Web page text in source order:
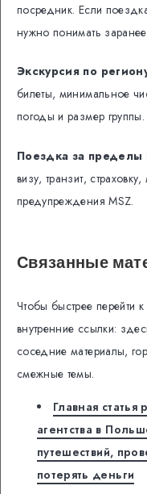
посредник. Если
нужно понимать
Экскурсия по
билеты, минимальное
погоды и размер группы.
Поездка за пределы
визу, транзит,
предупреждения MSZ.
Связанные
Чтобы быстрее перейти
внутренние ссылки:
соседние материалы,
смежные темы.
Главная
агентства в
путешествий,
потерять деньги